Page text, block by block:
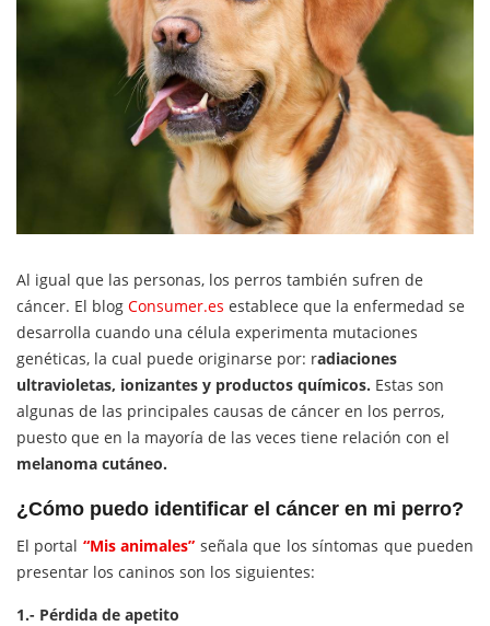
Al igual que las personas, los perros también sufren de
cáncer. El blog Consumer.es establece que la enfermedad se
desarrolla cuando una célula experimenta mutaciones
genéticas, la cual puede originarse por: radiaciones
ultravioletas, ionizantes y productos químicos. Estas son
algunas de las principales causas de cáncer en los perros,
puesto que en la mayoría de las veces tiene relación con el
melanoma cutáneo.
¿Cómo puedo identificar el cáncer en mi perro?
El portal “Mis animales” señala que los síntomas que pueden
presentar los caninos son los siguientes:
1.- Pérdida de apetito